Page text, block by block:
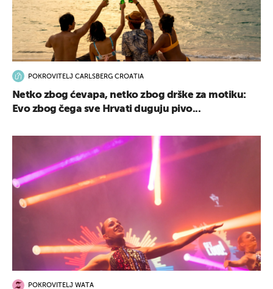
POKROVITELJ CARLSBERG CROATIA
Netko zbog ćevapa, netko zbog drške za motiku:
Evo zbog čega sve Hrvati duguju pivo...
POKROVITELJ WATA
UKLJUČITE NOTIFIKACIJE